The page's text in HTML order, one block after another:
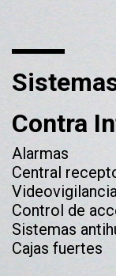
Contra
Alarmas
Central
Control de
Sistemas
Cajas fuertes